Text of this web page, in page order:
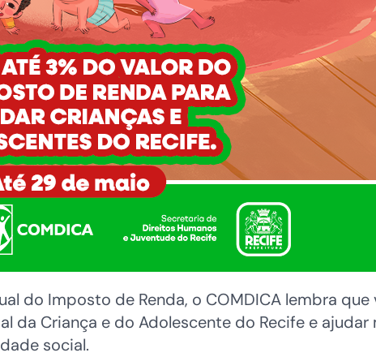
do Imposto de Renda, o COMDICA lembra
Criança e do Adolescente do Recife e ajudar
social.